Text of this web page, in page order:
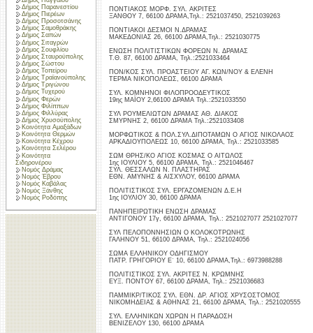
Δήμος Παρανεστίου
Δήμος Πιερέων
Δήμος Προσοτσάνης
Δήμος Σαμοθράκης
Δήμος Σαπών
Δήμος Σιταγρών
Δήμος Σουφλίου
Δήμος Σταυρούπολης
Δήμος Σώστου
Δήμος Τοπείρου
Δήμος Τραϊανούπολης
Δήμος Τριγώνου
Δήμος Τυχερού
Δήμος Φερών
Δήμος Φιλίππων
Δήμος Φιλλύρας
Δήμος Χρυσούπολης
Κοινότητα Αμαξάδων
Κοινότητα Θερμών
Κοινότητα Κέχρου
Κοινότητα Σελέρου
Κοινότητα
Σιδηρονέρου
Νομός Δράμας
Νομός Έβρου
Νομός Καβάλας
Νομός Ξάνθης
Νομός Ροδόπης
ΠΟΝΤΙΑΚΟΣ ΜΟΡΦ. ΣΥΛ. ΑΚΡΙΤΕΣ
ΞΑΝΘΟΥ 7, 66100 ΔΡΑΜΑ,Τηλ.: 2521037450, 2521039263
ΠΟΝΤΙΑΚΟΙ ΔΕΣΜΟΙ Ν.ΔΡΑΜΑΣ
ΜΑΚΕΔΟΝΙΑΣ 26, 66100 ΔΡΑΜΑ,Τηλ.: 2521030775
ΕΝΩΣΗ ΠΟΛΙΤΙΣΤΙΚΩΝ ΦΟΡΕΩΝ Ν. ΔΡΑΜΑΣ
Τ.Θ. 87, 66100 ΔΡΑΜΑ, Τηλ.:2521033464
ΠΟΝ/ΚΟΣ ΣΥΛ. ΠΡΟΑΣΤΕΙΟΥ ΑΓ. ΚΩΝ/ΝΟΥ & ΕΛΕΝΗ
ΤΕΡΜΑ ΝΙΚΟΠΟΛΕΩΣ, 66100 ΔΡΑΜΑ
ΣΥΛ. ΚΟΜΝΗΝΟΙ ΦΙΛΟΠΡΟΟΔΕΥΤΙΚΟΣ
19ης ΜΑΪΟΥ 2,66100 ΔΡΑΜΑ Τηλ.:2521033550
ΣΥΛ ΡΟΥΜΕΛΙΩΤΩΝ ΔΡΑΜΑΣ ΑΘ. ΔΙΑΚΟΣ
ΣΜΥΡΝΗΣ 2, 66100 ΔΡΑΜΑ Τηλ.:2521033408
ΜΟΡΦΩΤΙΚΟΣ & ΠΟΛ.ΣΥΛ.ΔΙΠΟΤΑΜΩΝ Ο ΑΓΙΟΣ ΝΙΚΟΛΑΟΣ
ΑΡΚΑΔΙΟΥΠΟΛΕΩΣ 10, 66100 ΔΡΑΜΑ, Τηλ.: 2521033585
ΣΩΜ ΘΡΗΣ/ΚΟ ΑΓΙΟΣ ΚΟΣΜΑΣ Ο ΑΙΤΩΛΟΣ
1ης ΙΟΥΛΙΟΥ 5, 66100 ΔΡΑΜΑ, Τηλ.: 2521046467
ΣΥΛ. ΘΕΣΣΑΛΩΝ Ν. ΠΛΑΣΤΗΡΑΣ
ΕΘΝ. ΑΜΥΝΗΣ & ΑΙΣΧΥΛΟΥ, 66100 ΔΡΑΜΑ
ΠΟΛΙΤΙΣΤΙΚΟΣ ΣΥΛ. ΕΡΓΑΖΟΜΕΝΩΝ Δ.Ε.Η
1ης ΙΟΥΛΙΟΥ 30, 66100 ΔΡΑΜΑ
ΠΑΝΗΠΕΙΡΩΤΙΚΗ ΕΝΩΣΗ ΔΡΑΜΑΣ
ΑΝΤΙΓΟΝΟΥ 17γ, 66100 ΔΡΑΜΑ, Τηλ.: 2521027077 2521027077
ΣΥΛ ΠΕΛΟΠΟΝΝΗΣΙΩΝ Ο ΚΟΛΟΚΟΤΡΩΝΗΣ
ΓΑΛΗΝΟΥ 51, 66100 ΔΡΑΜΑ, Τηλ.: 2521024056
ΣΩΜΑ ΕΛΛΗΝΙΚΟΥ ΟΔΗΓΙΣΜΟΥ
ΠΑΤΡ. ΓΡΗΓΟΡΙΟΥ Ε΄ 10, 66100 ΔΡΑΜΑ,Τηλ.: 6973988288
ΠΟΛΙΤΙΣΤΙΚΟΣ ΣΥΛ. ΑΚΡΙΤΕΣ Ν. ΚΡΩΜΝΗΣ
ΕΥΞ. ΠΟΝΤΟΥ 67, 66100 ΔΡΑΜΑ, Τηλ.: 2521036683
ΠΑΜΜΙΚΡ/ΤΙΚΟΣ ΣΥΛ. ΕΘΝ. ΔΡ. ΑΓΙΟΣ ΧΡΥΣΟΣΤΟΜΟΣ
ΝΙΚΟΜΗΔΕΙΑΣ & ΑΘΗΝΑΣ 21, 66100 ΔΡΑΜΑ, Τηλ.: 2521020555
ΣΥΛ. ΕΛΛΗΝΙΚΩΝ ΧΩΡΩΝ Η ΠΑΡΑΔΟΣΗ
ΒΕΝΙΖΕΛΟΥ 130, 66100 ΔΡΑΜΑ